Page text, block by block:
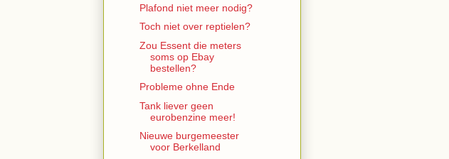
Plafond niet meer nodig?
Toch niet over reptielen?
Zou Essent die meters
soms op Ebay
bestellen?
Probleme ohne Ende
Tank liever geen
eurobenzine meer!
Nieuwe burgemeester
voor Berkelland